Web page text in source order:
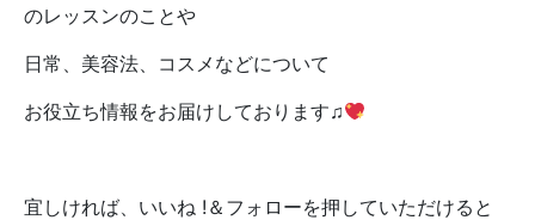
のレッスンのことや
日常、美容法、コスメなどについて
お役立ち情報をお届けしております♫
宜しければ、いいね !＆フォローを押していただけると